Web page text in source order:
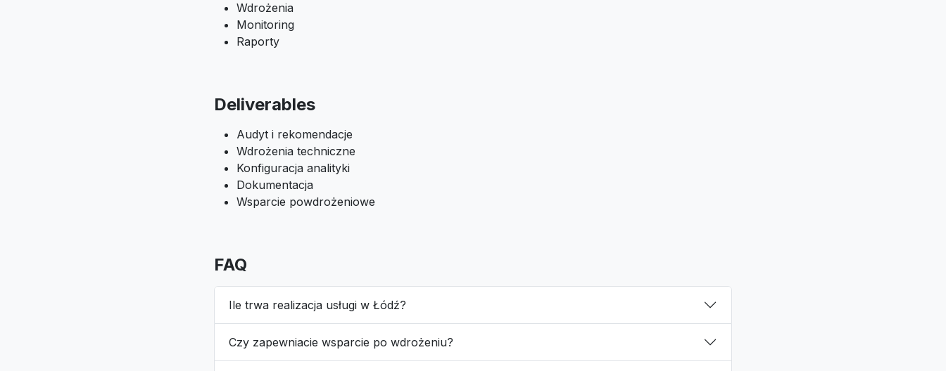
Wdrożenia
Monitoring
Raporty
Deliverables
Audyt i rekomendacje
Wdrożenia techniczne
Konfiguracja analityki
Dokumentacja
Wsparcie powdrożeniowe
FAQ
Ile trwa realizacja usługi w Łódź?
Czy zapewniacie wsparcie po wdrożeniu?